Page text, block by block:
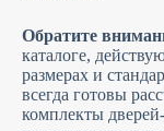
Обратите
каталоге,
размерах и
всегда готовы
комплекты